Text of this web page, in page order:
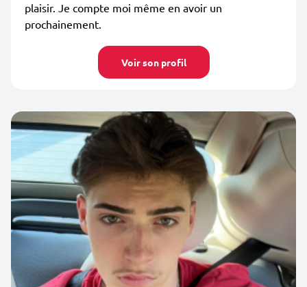
plaisir. Je compte moi même en avoir un
prochainement.
Voir son profil